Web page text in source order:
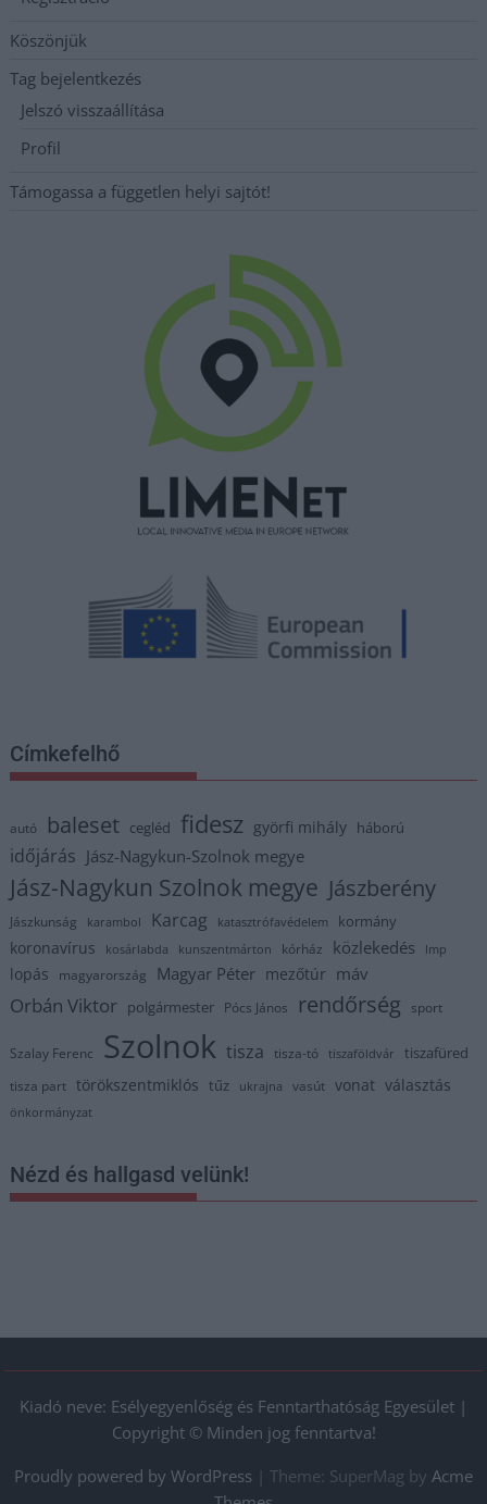
Köszönjük
Tag bejelentkezés
Jelszó visszaállítása
Profil
Támogassa a független helyi sajtót!
Címkefelhő
autó baleset cegléd fidesz györfi mihály háború
időjárás Jász-Nagykun-Szolnok megye
Jász-Nagykun Szolnok megye Jászberény
Jászkunság karambol Karcag katasztrófavédelem kormány
koronavírus kosárlabda kunszentmárton kórház közlekedés lmp
lopás magyarország Magyar Péter mezőtúr máv
Orbán Viktor polgármester Pócs János rendőrség sport
Szalay Ferenc Szolnok tisza tisza-tó tiszaföldvár tiszafüred
tisza part törökszentmiklós tűz ukrajna vasút vonat választás
önkormányzat
Nézd és hallgasd velünk!
Kiadó neve: Esélyegyenlőség és Fenntarthatóság Egyesület |
Copyright © Minden jog fenntartva!
Proudly powered by WordPress
Theme: SuperMag by Acme